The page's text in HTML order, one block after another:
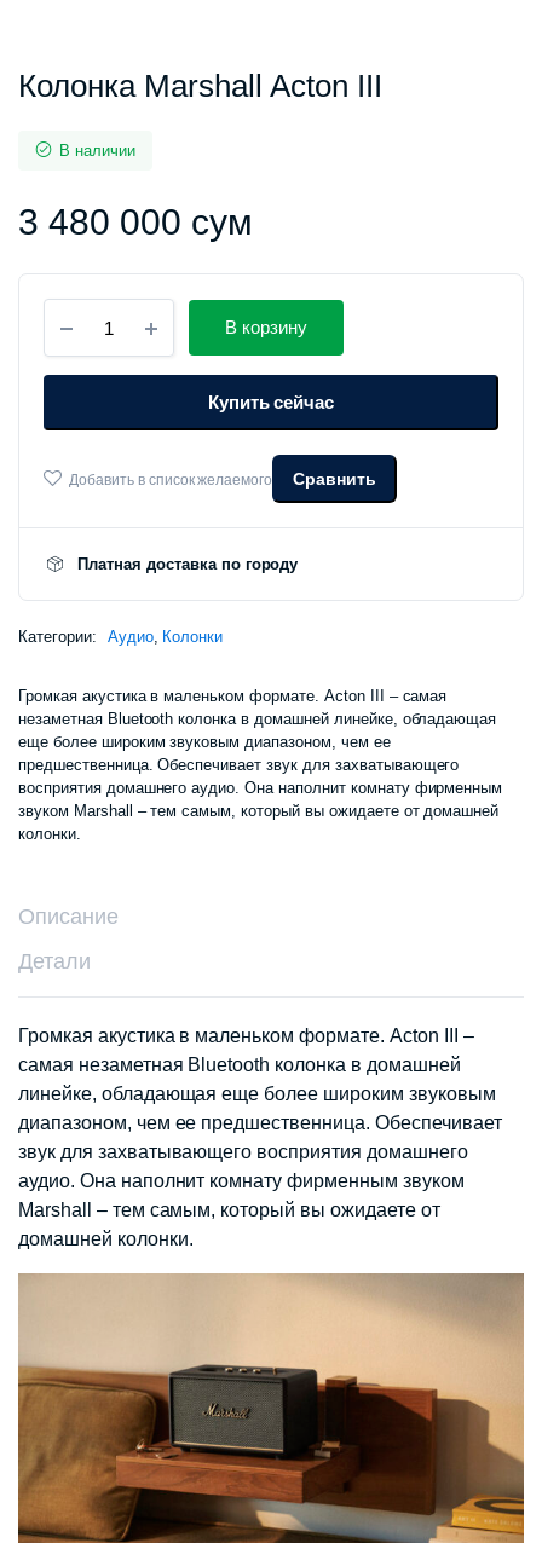
Колонка Marshall Acton III
В наличии
3 480 000 сум
Marshall
Acton
III
В корзину
Купить сейчас
Добавить в список желаемого Сравнить
Платная доставка по городу
Категории: Аудио, Колонки
Громкая акустика в маленьком формате. Acton III – самая
незаметная Bluetooth колонка в домашней линейке, обладающая
еще более широким звуковым диапазоном, чем ее
предшественница. Обеспечивает звук для захватывающего
восприятия домашнего аудио. Она наполнит комнату фирменным
звуком Marshall – тем самым, который вы ожидаете от домашней
колонки.
Описание
Детали
Громкая акустика в маленьком формате. Acton III –
самая незаметная Bluetooth колонка в домашней
линейке, обладающая еще более широким звуковым
диапазоном, чем ее предшественница. Обеспечивает
звук для захватывающего восприятия домашнего
аудио. Она наполнит комнату фирменным звуком
Marshall – тем самым, который вы ожидаете от
домашней колонки.